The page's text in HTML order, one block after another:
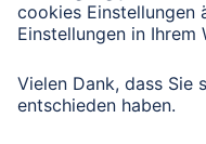
Datenschutz